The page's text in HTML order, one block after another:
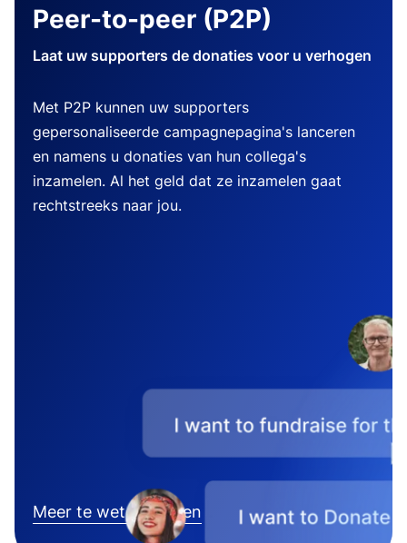
Peer-to-peer (P2P)
Laat uw supporters de donaties voor u verhogen
Met P2P kunnen uw supporters
gepersonaliseerde campagnepagina's lanceren
en namens u donaties van hun collega's
inzamelen. Al het geld dat ze inzamelen gaat
rechtstreeks naar jou.
Meer te weten komen